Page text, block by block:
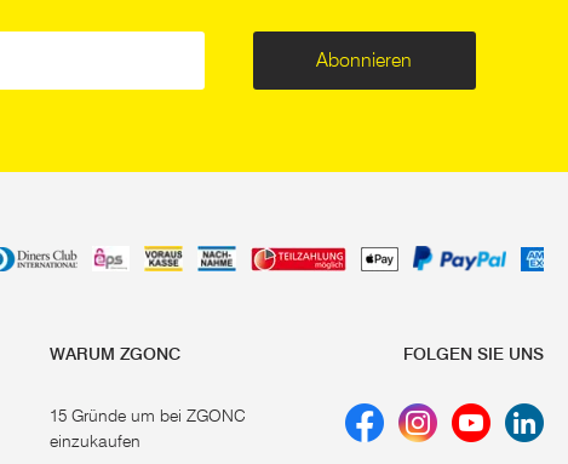
Abonnieren
WARUM ZGONC
15 Gründe um bei ZGONC
einzukaufen
FOLGEN SIE UNS